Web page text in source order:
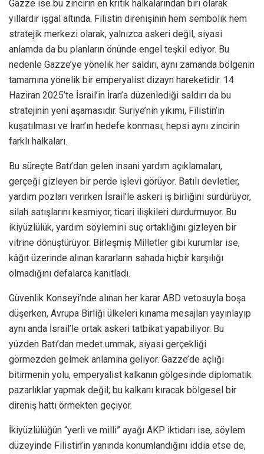
Gazze ise bu zincirin en kritik halkalarından biri olarak
yıllardır işgal altında. Filistin direnişinin hem sembolik hem
stratejik merkezi olarak, yalnızca askeri değil, siyasi
anlamda da bu planların önünde engel teşkil ediyor. Bu
nedenle Gazze’ye yönelik her saldırı, aynı zamanda bölgenin
tamamına yönelik bir emperyalist dizayn hareketidir. 14
Haziran 2025’te İsrail’in İran’a düzenlediği saldırı da bu
stratejinin yeni aşamasıdır. Suriye’nin yıkımı, Filistin’in
kuşatılması ve İran’ın hedefe konması; hepsi aynı zincirin
farklı halkaları.
Bu süreçte Batı’dan gelen insani yardım açıklamaları,
gerçeği gizleyen bir perde işlevi görüyor. Batılı devletler,
yardım pozları verirken İsrail’le askeri iş birliğini sürdürüyor,
silah satışlarını kesmiyor, ticari ilişkileri durdurmuyor. Bu
ikiyüzlülük, yardım söylemini suç ortaklığını gizleyen bir
vitrine dönüştürüyor. Birleşmiş Milletler gibi kurumlar ise,
kâğıt üzerinde alınan kararların sahada hiçbir karşılığı
olmadığını defalarca kanıtladı.
Güvenlik Konseyi’nde alınan her karar ABD vetosuyla boşa
düşerken, Avrupa Birliği ülkeleri kınama mesajları yayınlayıp
aynı anda İsrail’le ortak askeri tatbikat yapabiliyor. Bu
yüzden Batı’dan medet ummak, siyasi gerçekliği
görmezden gelmek anlamına geliyor. Gazze’de açlığı
bitirmenin yolu, emperyalist kalkanın gölgesinde diplomatik
pazarlıklar yapmak değil; bu kalkanı kıracak bölgesel bir
direniş hattı örmekten geçiyor.
İkiyüzlülüğün “yerli ve milli” ayağı AKP iktidarı ise, söylem
düzeyinde Filistin’in yanında konumlandığını iddia etse de,